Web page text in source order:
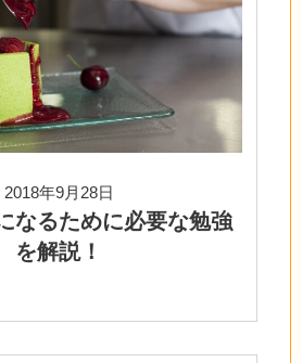
2018年9月28日
なるために必要な勉強
を解説！